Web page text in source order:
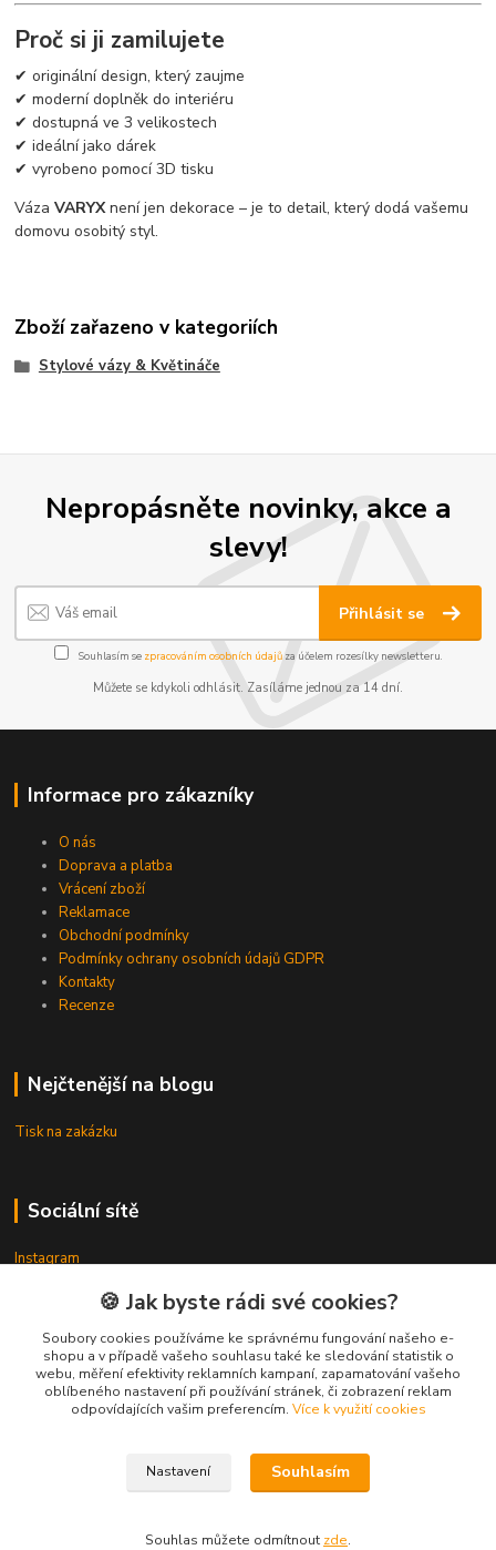
Proč si ji zamilujete
✔ originální design, který zaujme
✔ moderní doplněk do interiéru
✔ dostupná ve 3 velikostech
✔ ideální jako dárek
✔ vyrobeno pomocí 3D tisku
VázaVARYXnení jen dekorace – je to detail, který dodá vašemu
domovu osobitý styl.
Zboží zařazeno v kategoriích
Stylové vázy & Květináče
Nepropásněte novinky, akce a
slevy!
Přihlásit se
Souhlasím se zpracováním osobních údajůza účelem rozesílky newsletteru.
Můžete se kdykoli odhlásit. Zasíláme jednou za 14 dní.
Informace pro zákazníky
O nás
Doprava a platba
Vrácení zboží
Reklamace
Obchodní podmínky
Podmínky ochrany osobních údajů GDPR
Kontakty
Recenze
Nejčtenější na blogu
Tisk na zakázku
Sociální sítě
Instagram
Kontakty
🍪 Jak byste rádi své cookies?
Soubory cookies používáme ke správnému fungování našeho e-
shopu a v případě vašeho souhlasu také ke sledování statistik o
webu, měření efektivity reklamních kampaní, zapamatování vašeho
oblíbeného nastavení při používání stránek, či zobrazení reklam
odpovídajících vašim preferencím. Více k využití cookies
Nastavení Souhlasím
Souhlas můžete odmítnout zde.